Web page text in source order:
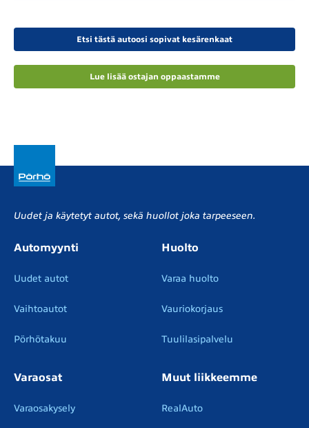
Etsi tästä autoosi sopivat kesärenkaat
Lue lisää ostajan oppaastamme
Uudet ja käytetyt autot, sekä huollot joka tarpeeseen.
Automyynti
Uudet autot
Vaihtoautot
Pörhötakuu
Huolto
Varaa huolto
Vauriokorjaus
Tuulilasipalvelu
Varaosat
Varaosakysely
Muut liikkeemme
RealAuto